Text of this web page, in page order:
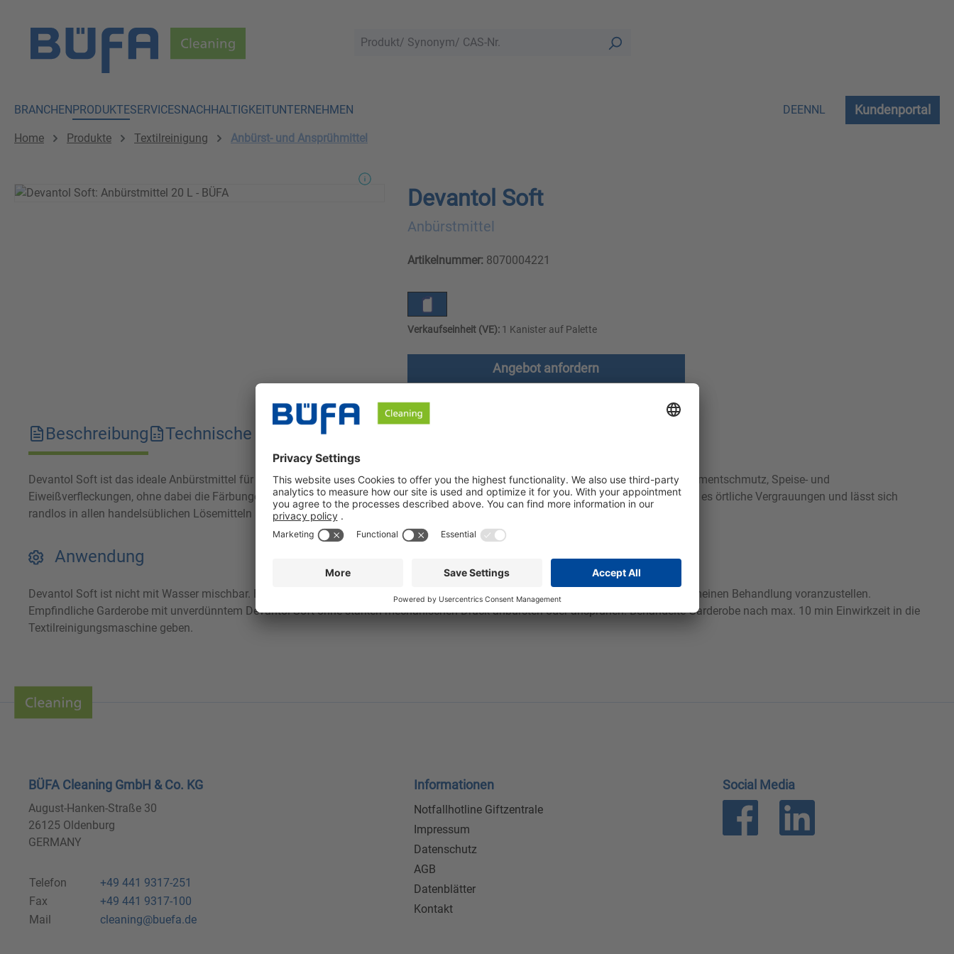
BRANCHENPRODUKTESERVICESNACHHALTIGKEITUNTERNEHMEN DEENNL Kundenportal
Home Produkte Textilreinigung Anbürst- und Ansprühmittel
Devantol Soft
Anbürstmittel
Artikelnummer:8070004221
Verkaufseinheit (VE):1 Kanister auf Palette
Angebot anfordern
Beschreibung Technische Merkmale
Devantol Soft ist das ideale Anbürstmittel für besonders empfindliche Textilien! Mit seiner effektiven Formel entfernt Devantol Soft Pigmentschmutz, Speise- und
Eiweißverfleckungen, ohne dabei die Färbungen und Drucke auf empfindlichen Geweben zu beeinträchtigen. Darüber hinaus verhindert es örtliche Vergrauungen und lässt sich
randlos in allen handelsüblichen Lösemitteln ausspülen.
Anwendung
Devantol Soft ist nicht mit Wasser mischbar. Bei empfindlicher Garderobe aus Seide, Acetat und Viskose ist eine Saumprobe der allgemeinen Behandlung voranzustellen.
Empfindliche Garderobe mit unverdünntem Devantol Soft ohne starken mechanischen Druck anbürsten oder ansprühen. Behandelte Garderobe nach max. 10 min Einwirkzeit in die
Textilreinigungsmaschine geben.
BÜFA Cleaning GmbH & Co. KG
August-Hanken-Straße 30
26125 Oldenburg
GERMANY
Telefon
+49 441 9317-251
Fax
+49 441 9317-100
Mail
cleaning@buefa.de
Informationen
Notfallhotline Giftzentrale
Impressum
Datenschutz
AGB
Datenblätter
Kontakt
Social Media